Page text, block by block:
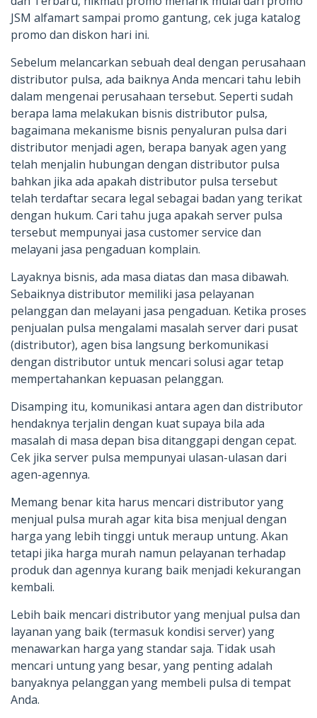
JSM alfamart sampai promo gantung, cek juga katalog
promo dan diskon hari ini.
Sebelum melancarkan sebuah deal dengan perusahaan
distributor pulsa, ada baiknya Anda mencari tahu lebih
dalam mengenai perusahaan tersebut. Seperti sudah
berapa lama melakukan bisnis distributor pulsa,
bagaimana mekanisme bisnis penyaluran pulsa dari
distributor menjadi agen, berapa banyak agen yang
telah menjalin hubungan dengan distributor pulsa
bahkan jika ada apakah distributor pulsa tersebut
telah terdaftar secara legal sebagai badan yang terikat
dengan hukum. Cari tahu juga apakah server pulsa
tersebut mempunyai jasa customer service dan
melayani jasa pengaduan komplain.
Layaknya bisnis, ada masa diatas dan masa dibawah.
Sebaiknya distributor memiliki jasa pelayanan
pelanggan dan melayani jasa pengaduan. Ketika proses
penjualan pulsa mengalami masalah server dari pusat
(distributor), agen bisa langsung berkomunikasi
dengan distributor untuk mencari solusi agar tetap
mempertahankan kepuasan pelanggan.
Disamping itu, komunikasi antara agen dan distributor
hendaknya terjalin dengan kuat supaya bila ada
masalah di masa depan bisa ditanggapi dengan cepat.
Cek jika server pulsa mempunyai ulasan-ulasan dari
agen-agennya.
Memang benar kita harus mencari distributor yang
menjual pulsa murah agar kita bisa menjual dengan
harga yang lebih tinggi untuk meraup untung. Akan
tetapi jika harga murah namun pelayanan terhadap
produk dan agennya kurang baik menjadi kekurangan
kembali.
Lebih baik mencari distributor yang menjual pulsa dan
layanan yang baik (termasuk kondisi server) yang
menawarkan harga yang standar saja. Tidak usah
mencari untung yang besar, yang penting adalah
banyaknya pelanggan yang membeli pulsa di tempat
Anda.